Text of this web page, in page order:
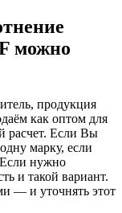
можно
продукция
как оптом для
расчет. Если Вы
марку, если
нужно
и такой вариант.
— и уточнять этот